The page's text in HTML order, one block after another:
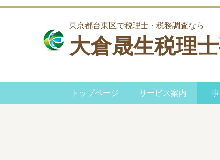
東京都台東区で税理士・税務調査なら
大倉晟生税理
トップページ サービス案内